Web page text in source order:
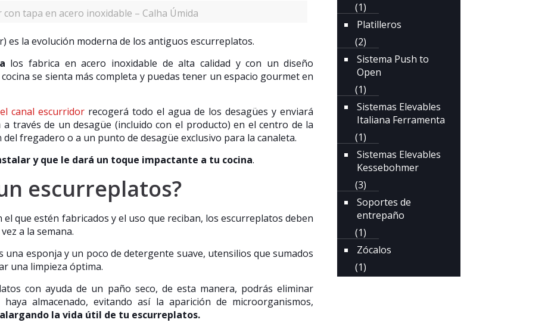
con tapa en acero inoxidable – Calha Úmida
es la evolución moderna de los antiguos escurreplatos.
los fabrica en acero inoxidable de alta calidad y con un diseño
se sienta más completa y puedas tener un espacio gourmet en
el canal escurridor recogerá todo el agua de los desagües y enviará
través de un desagüe (incluido con el producto) en el centro de la
fregadero o a un punto de desagüe exclusivo para la canaleta.
y que le dará un toque impactante a tu cocina.
escurreplatos?
que estén fabricados y el uso que reciban, los escurreplatos deben
a la semana.
una esponja y un poco de detergente suave, utensilios que sumados
una limpieza óptima.
con ayuda de un paño seco, de esta manera, podrás eliminar
almacenado, evitando así la aparición de microorganismos,
la vida útil de tu escurreplatos.
(1)
Platilleros
(2)
Sistema Push to
Open
(1)
Sistemas Elevables
Italiana Ferramenta
(1)
Sistemas Elevables
Kessebohmer
(3)
Soportes de
entrepaño
(1)
Zócalos
(1)